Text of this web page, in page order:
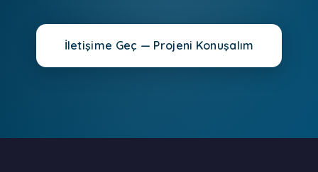
İletişime Geç — Projeni Konuşalım